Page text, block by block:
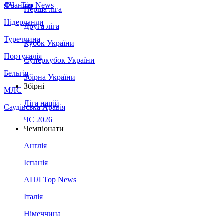
Франція
Нідерланди
Туреччина
Португалія
Бельгія
МЛС
Саудівська Аравія
ЛЧ - Top News
Перша ліга
Друга ліга
Кубок України
Суперкубок України
Збірна України
Збірні
Ліга націй
ЧС 2026
Чемпіонати
Англія
Іспанія
АПЛ Top News
Італія
Німеччина